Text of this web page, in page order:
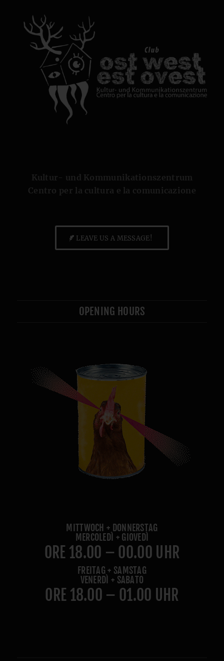
Kultur- und Kommunikationszentrum
Centro per la cultura e la comunicazione
LEAVE US A MESSAGE!
OPENING HOURS
MITTWOCH + DONNERSTAG
MERCOLEDÌ + GIOVEDÌ
ORE 18.00 – 00.00 UHR
FREITAG + SAMSTAG
VENERDÌ + SABATO
ORE 18.00 – 01.00 UHR